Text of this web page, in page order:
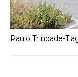
Paulo Trindade-